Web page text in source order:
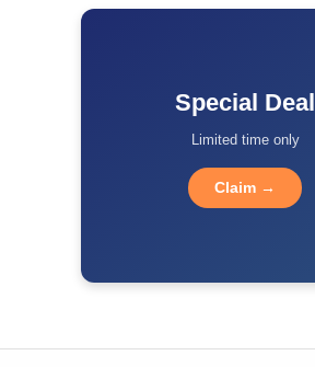
Special Deal
Limited time only
Claim →